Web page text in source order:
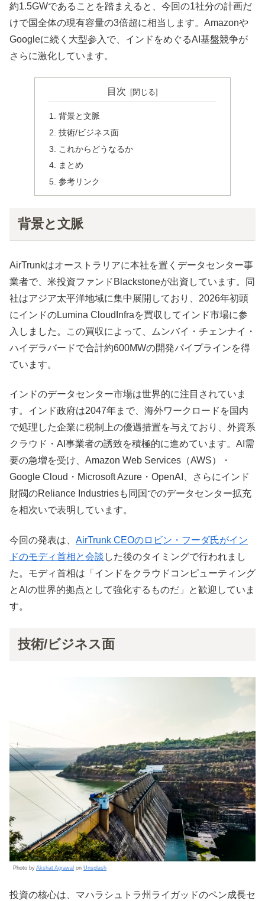
約1.5GWであることを踏まえると、今回の1社分の計画だ
けで国全体の現有容量の3倍超に相当します。Amazonや
Googleに続く大型参入で、インドをめぐるAI基盤競争が
さらに激化しています。
目次
背景と文脈
技術/ビジネス面
これからどうなるか
まとめ
参考リンク
背景と文脈
AirTrunkはオーストラリアに本社を置くデータセンター事
業者で、米投資ファンドBlackstoneが出資しています。同
社はアジア太平洋地域に集中展開しており、2026年初頭
にインドのLumina CloudInfraを買収してインド市場に参
入しました。この買収によって、ムンバイ・チェンナイ・
ハイデラバードで合計約600MWの開発パイプラインを得
ています。
インドのデータセンター市場は世界的に注目されていま
す。インド政府は2047年まで、海外ワークロードを国内
で処理した企業に税制上の優遇措置を与えており、外資系
クラウド・AI事業者の誘致を積極的に進めています。AI需
要の急増を受け、Amazon Web Services（AWS）・
Google Cloud・Microsoft Azure・OpenAI、さらにインド
財閥のReliance Industriesも同国でのデータセンター拡充
を相次いで表明しています。
今回の発表は、 AirTrunk CEOのロビン・フーダ氏がイン
ドのモディ首相と会談 した後のタイミングで行われまし
た。モディ首相は「インドをクラウドコンピューティング
とAIの世界的拠点として強化するものだ」と歓迎していま
す。
技術/ビジネス面
Photo by Akshat Agrawal on Unsplash
投資の核心は、マハラシュトラ州ライガッドのペン成長セ